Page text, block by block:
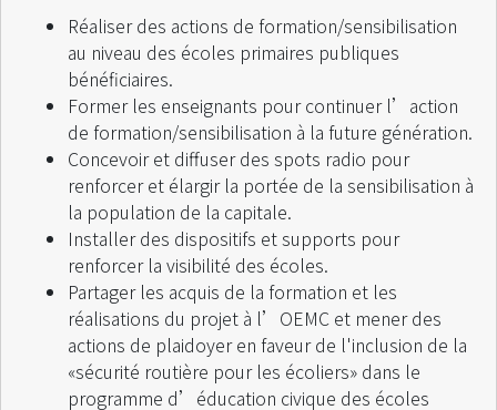
Réaliser des actions de formation/sensibilisation
au niveau des écoles primaires publiques
bénéficiaires.
Former les enseignants pour continuer l’action
de formation/sensibilisation à la future génération.
Concevoir et diffuser des spots radio pour
renforcer et élargir la portée de la sensibilisation à
la population de la capitale.
Installer des dispositifs et supports pour
renforcer la visibilité des écoles.
Partager les acquis de la formation et les
réalisations du projet à l’OEMC et mener des
actions de plaidoyer en faveur de l'inclusion de la
«sécurité routière pour les écoliers» dans le
programme d’éducation civique des écoles